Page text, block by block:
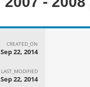
CREATED_ON
Sep 22, 2014
LAST_MODIFIED
Sep 22, 2014